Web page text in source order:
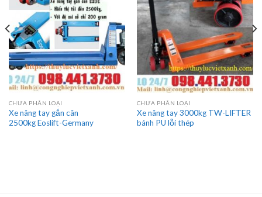
CHƯA PHÂN LOẠI
Xe nâng tay gắn cân
2500kg Eoslift-Germany
CHƯA PHÂN LOẠI
Xe nâng tay 3000kg TW-LIFTER
bánh PU lỗi thép